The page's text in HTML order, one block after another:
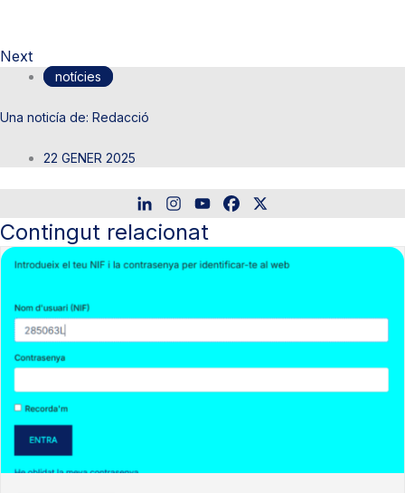
Next
notícies
Redacció
22 GENER 2025
Contingut relacionat